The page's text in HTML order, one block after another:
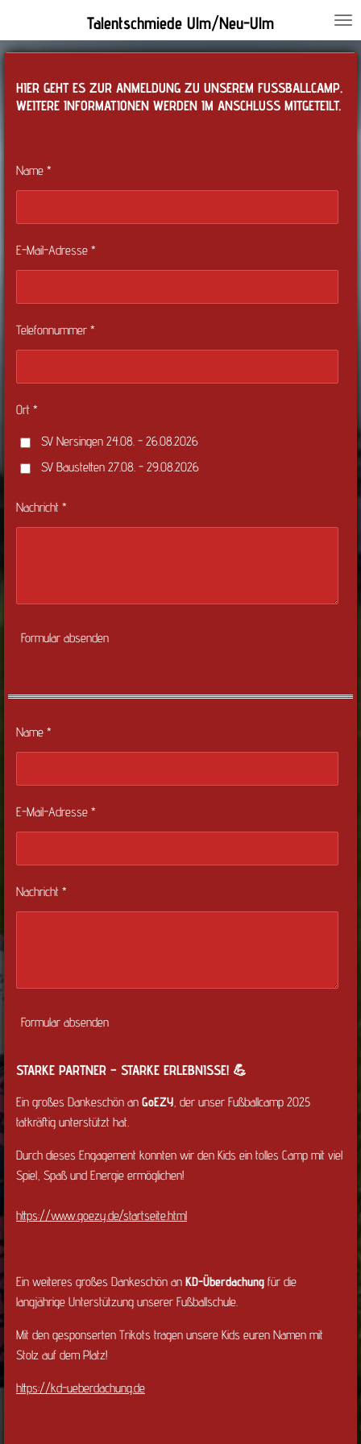
Hauptinhalt
springen
Talentschmiede Ulm/Neu-Ulm
HIER GEHT ES ZUR ANMELDUNG ZU UNSEREM FUSSBALLCAMP. W
EITERE INFORMATIONEN WERDEN IM ANSCHLUSS MITGETEILT.
Name *
E-Mail-Adresse *
Telefonnummer *
Ort *
SV Nersingen 24.08. - 26.08.2026
SV Baustetten 27.08. - 29.08.2026
Nachricht *
Formular absenden
Name *
E-Mail-Adresse *
Nachricht *
Formular absenden
STARKE PARTNER – STARKE ERLEBNISSE! 💪
Ein großes Dankeschön an GoEZY, der unser Fußballcamp 2025
tatkräftig unterstützt hat.
Durch dieses Engagement konnten wir den Kids ein tolles Camp mit viel
Spiel, Spaß und Energie ermöglichen!
https://www.goezy.de/startseite.html
Ein weiteres großes Dankeschön an KD-Überdachung für die
langjährige Unterstützung unserer Fußballschule.
Mit den gesponserten Trikots tragen unsere Kids euren Namen mit
Stolz auf dem Platz!
https://kd-ueberdachung.de